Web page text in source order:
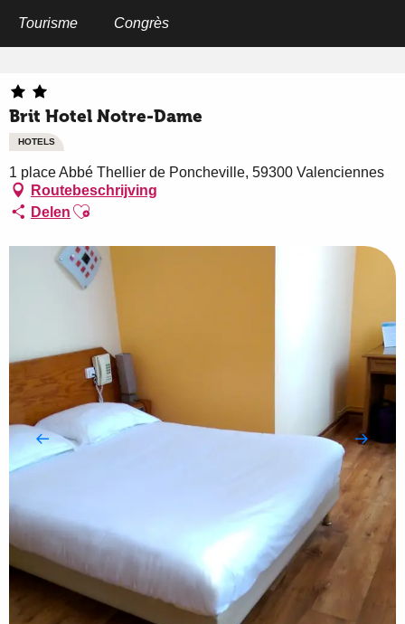
Tourisme Congrès
Brit Hotel Notre-Dame
HOTELS
1 place Abbé Thellier de Poncheville, 59300 Valenciennes
Routebeschrijving
Delen Ajouter aux favoris